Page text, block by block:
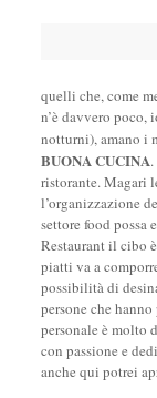
quelli che, come
n’è davvero poco,
notturni), amano i
BUONA CUCINA.
ristorante. Magari
l’organizzazione
settore food possa
Restaurant il cibo
piatti va a
possibilità di
persone che
personale è molto
con passione e
anche qui potrei